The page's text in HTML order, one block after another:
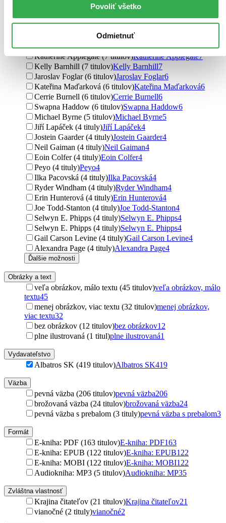
Povoliť všetko
Odmietnuť
Liz Kessler (10 titulov)Liz Kessler
James Patterson (8 titulov)James Patterson8
Matt Haig (8 titulov)Matt Haig8
Jaume Copons (8 titulov)Jaume Copons8
Katherine Applegate (7 titulov)Katherine Applegate7
Kelly Barnhill (7 titulov)Kelly Barnhill7
Jaroslav Foglar (6 titulov)Jaroslav Foglar6
Kateřina Maďarková (6 titulov)Kateřina Maďarková6
Cerrie Burnell (6 titulov)Cerrie Burnell6
Swapna Haddow (6 titulov)Swapna Haddow6
Michael Byrne (5 titulov)Michael Byrne5
Jiří Lapáček (4 tituly)Jiří Lapáček4
Jostein Gaarder (4 tituly)Jostein Gaarder4
Neil Gaiman (4 tituly)Neil Gaiman4
Eoin Colfer (4 tituly)Eoin Colfer4
Peyo (4 tituly)Peyo4
Ilka Pacovská (4 tituly)Ilka Pacovská4
Ryder Windham (4 tituly)Ryder Windham4
Erin Hunterová (4 tituly)Erin Hunterová4
Joe Todd-Stanton (4 tituly)Joe Todd-Stanton4
Selwyn E. Phipps (4 tituly)Selwyn E. Phipps4
Selwyn E. Phipps (4 tituly)Selwyn E. Phipps4
Gail Carson Levine (4 tituly)Gail Carson Levine4
Alexandra Page (4 tituly)Alexandra Page4
Ďalšie možnosti
Obrázky a text
veľa obrázkov, málo textu (45 titulov)veľa obrázkov, málo
textu45
menej obrázkov, viac textu (32 titulov)menej obrázkov,
viac textu32
bez obrázkov (12 titulov)bez obrázkov12
plne ilustrovaná (1 titul)plne ilustrovaná1
Vydavateľstvo
Albatros SK (419 titulov)Albatros SK419
Väzba
pevná väzba (206 titulov)pevná väzba206
brožovaná väzba (24 titulov)brožovaná väzba24
pevná väzba s prebalom (3 tituly)pevná väzba s prebalom3
Formát
E-kniha: PDF (163 titulov)E-kniha: PDF163
E-kniha: EPUB (122 titulov)E-kniha: EPUB122
E-kniha: MOBI (122 titulov)E-kniha: MOBI122
Audiokniha: MP3 (5 titulov)Audiokniha: MP35
Zvláštna vlastnosť
Krajina čitateľov (21 titulov)Krajina čitateľov21
vianočné (2 tituly)vianočné2